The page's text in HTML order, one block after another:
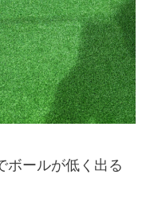
ボールが低く出る